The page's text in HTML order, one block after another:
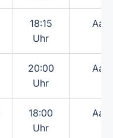
18:15
Uhr
20:00
Uhr
18:00
Uhr